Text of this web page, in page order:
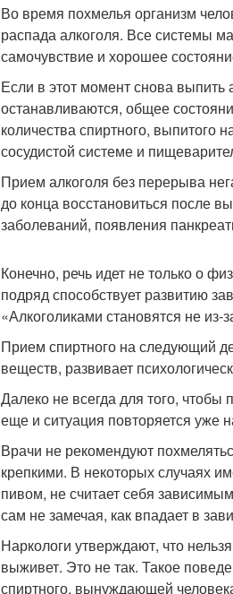
Во время похмелья организм
распада алкоголя. Все системы
самочувствие и хорошее
Если в этот момент снова выпить
останавливаются, общее
количества спиртного, выпитого
сосудистой системе и
Прием алкоголя без перерыва
до конца восстановиться после
заболеваний, появления
Конечно, речь идет не только о
подряд способствует развитию
«Алкоголиками становятся не из-
Прием спиртного на следующий
веществ, развивает
Далеко не всегда для того,
еще и ситуация повторяется уже
Врачи не рекомендуют
крепкими. В некоторых случаях
пивом, не считает себя
сам не замечая, как впадает в
Наркологи утверждают, что
выживет. Это не так. Такое
спиртного, вынуждающей